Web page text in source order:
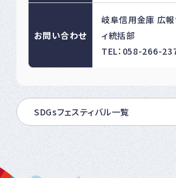
お問い合わせ
岐阜信用金庫 広報
ィ統括部
TEL：058-266-
SDGsフェスティバル一覧